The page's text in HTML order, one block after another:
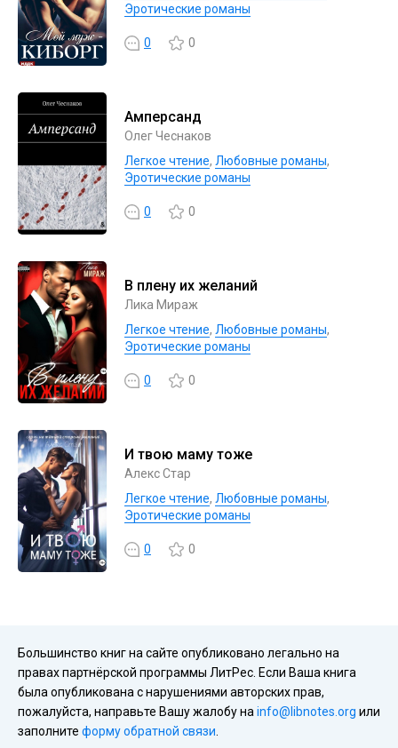
Эротические романы
0 0
Амперсанд
Олег Чеснаков
Легкое чтение, Любовные романы,
Эротические романы
0 0
В плену их желаний
Лика Мираж
Легкое чтение, Любовные романы,
Эротические романы
0 0
И твою маму тоже
Алекс Стар
Легкое чтение, Любовные романы,
Эротические романы
0 0
Большинство книг на сайте опубликовано легально на
правах партнёрской программы ЛитРес. Если Ваша книга
была опубликована с нарушениями авторских прав,
пожалуйста, направьте Вашу жалобу на info@libnotes.org или
заполните форму обратной связи